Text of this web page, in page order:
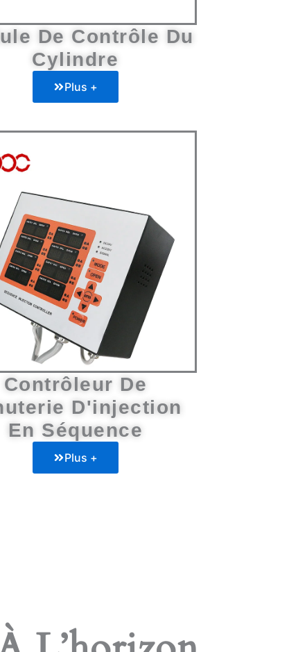
De Contrôle Du
Cylindre
Plus +
Contrôleur De
D'injection
En Séquence
Plus +